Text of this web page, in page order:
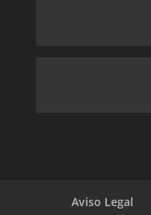
Aviso Legal